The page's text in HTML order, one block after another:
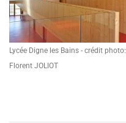
Lycée Digne les Bains - crédit photo:
Florent JOLIOT